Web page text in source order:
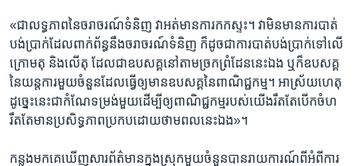
«ជា​លទ្ធភាព​នៃ​ចរាចរណ៍​ទំនិញ​ វា​អត់​មាន​ការ​កក​ស្ទះ។​ វា​មិន​មាន​ការ​បាត់​
បង់​ប្រាក់​ដែល​ពាក់ព័ន្ធ​នឹង​ចរាចរណ៍​ទំនិញ​ ក៏​ដូចជា​ការ​បាត់​បង់​ប្រាក់​ទៅ​លើ​
ក្រោម​តុ ​និង​លើ​តុ​ ដែល​ជា​ឧបសគ្គ​នៅ​តាម​ច្រក​ព្រំដែន​នេះ​ឯង​ ឬ​ក៏​ឧបសគ្គ​
នៃ​យន្ត​ការ​មួយ​ចំនួន​ដែល​ធ្វើ​ឲ្យ​មាន​ឧបសគ្គ​នៃ​ពាណិជ្ជ​កម្ម។ ​អាស្រ័យ​ហេតុ​
ដូច្នេះ​នេះ​ជា​កំណែ​ទម្រង់​មួយ​ដើម្បី​ឲ្យ​ពាណិជ្ជកម្ម​របស់​យើងរឹត​តែ​បើក​ចំហ​
រឹត​តែ​មាន​ប្រសិទ្ធ​ភាព​ប្រកប​ដោយ​ថាមពល​នេះ​ឯង»។​
កន្លង​មក​គេ​ឃើញ​សារ​ព័ត៌មាន​ក្នុង​ស្រុក​មួយ​ចំនួនបានរាយ​ការណ៍​ពី​អំពី​ការ​